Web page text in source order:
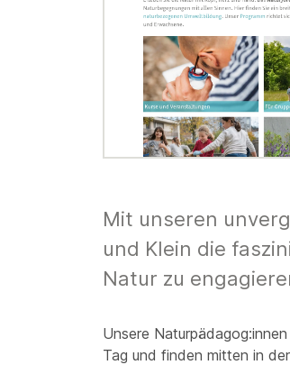
Mit unseren
und Klein die
Natur zu
Unsere
Tag und finden mitten in